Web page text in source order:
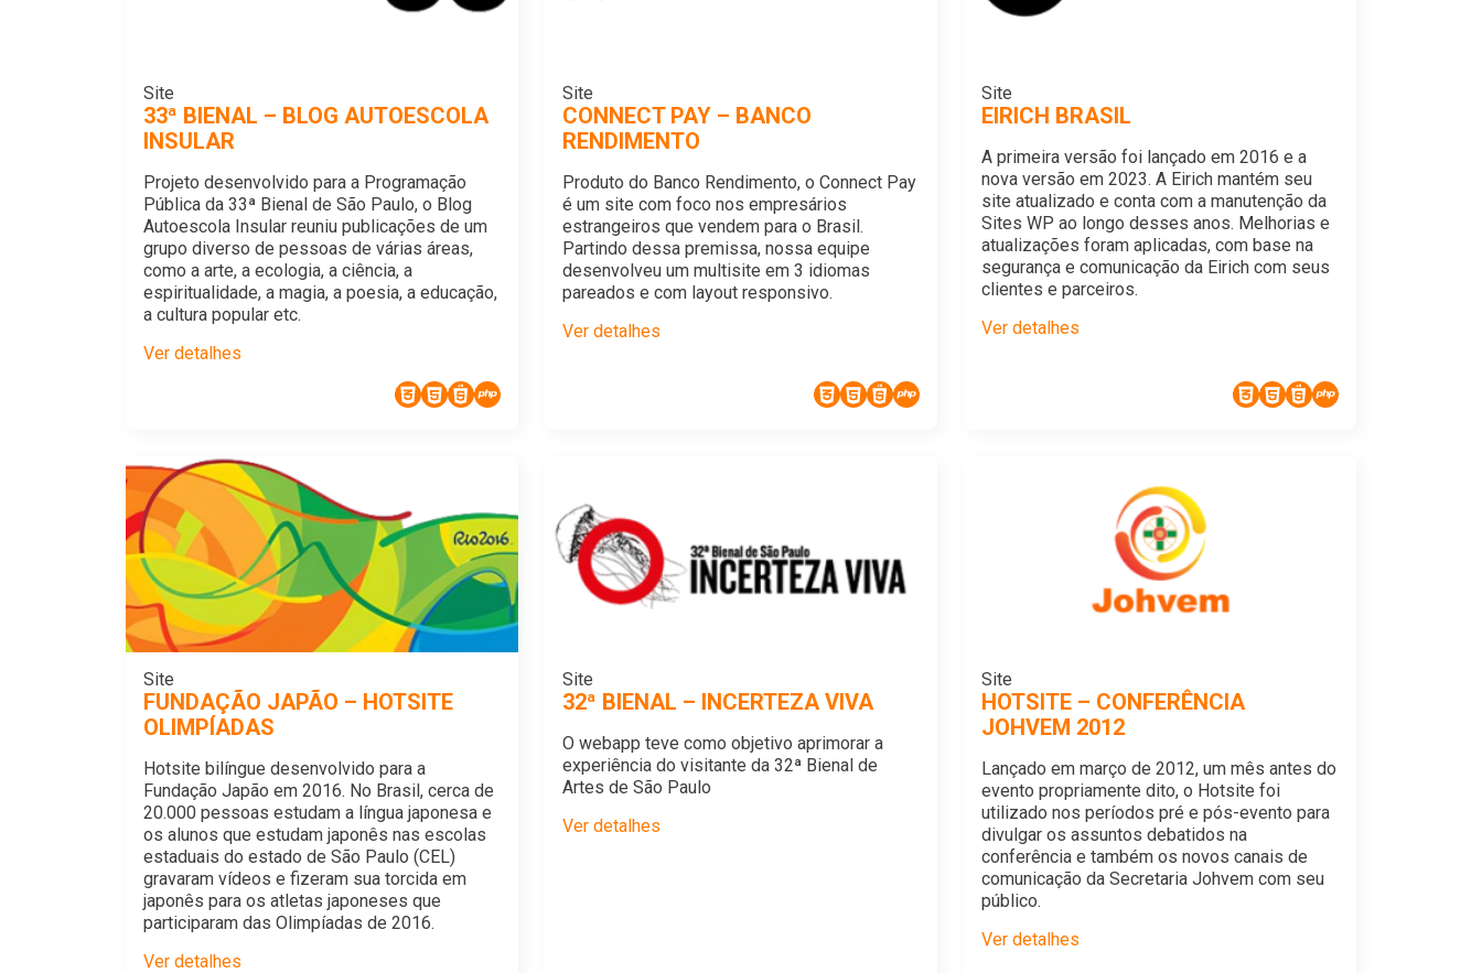
Site
33ª BIENAL – BLOG AUTOESCOLA
INSULAR
Projeto desenvolvido para a Programação
Pública da 33ª Bienal de São Paulo, o Blog
Autoescola Insular reuniu publicações de um
grupo diverso de pessoas de várias áreas,
como a arte, a ecologia, a ciência, a
espiritualidade, a magia, a poesia, a educação,
a cultura popular etc.
Ver detalhes
Site
CONNECT PAY – BANCO
RENDIMENTO
Produto do Banco Rendimento, o Connect Pay
é um site com foco nos empresários
estrangeiros que vendem para o Brasil.
Partindo dessa premissa, nossa equipe
desenvolveu um multisite em 3 idiomas
pareados e com layout responsivo.
Ver detalhes
Site
EIRICH BRASIL
A primeira versão foi lançado em 2016 e a
nova versão em 2023. A Eirich mantém seu
site atualizado e conta com a manutenção da
Sites WP ao longo desses anos. Melhorias e
atualizações foram aplicadas, com base na
segurança e comunicação da Eirich com seus
clientes e parceiros.
Ver detalhes
Site
FUNDAÇÃO JAPÃO – HOTSITE
OLIMPÍADAS
Hotsite bilíngue desenvolvido para a
Fundação Japão em 2016. No Brasil, cerca de
20.000 pessoas estudam a língua japonesa e
os alunos que estudam japonês nas escolas
estaduais do estado de São Paulo (CEL)
gravaram vídeos e fizeram sua torcida em
japonês para os atletas japoneses que
participaram das Olimpíadas de 2016.
Ver detalhes
Site
32ª BIENAL – INCERTEZA VIVA
O webapp teve como objetivo aprimorar a
experiência do visitante da 32ª Bienal de
Artes de São Paulo
Ver detalhes
Site
HOTSITE – CONFERÊNCIA
JOHVEM 2012
Lançado em março de 2012, um mês antes do
evento propriamente dito, o Hotsite foi
utilizado nos períodos pré e pós-evento para
divulgar os assuntos debatidos na
conferência e também os novos canais de
comunicação da Secretaria Johvem com seu
público.
Ver detalhes